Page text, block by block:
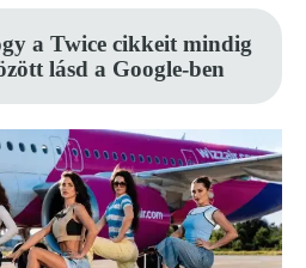
a Twice cikkeit mindig
lásd a Google-ben